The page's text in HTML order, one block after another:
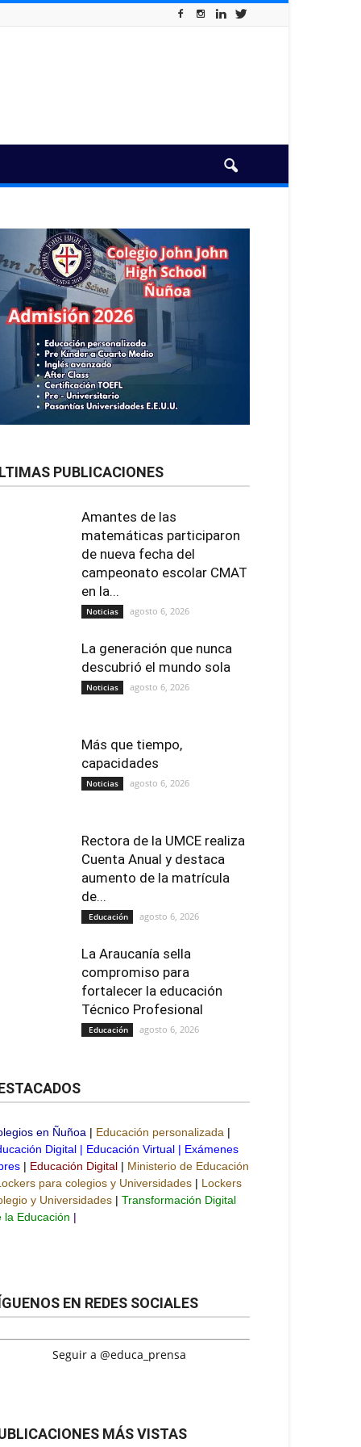
PUBLICACIONES
Amantes de las
matemáticas participaron
de nueva fecha del
campeonato escolar CMAT
en la...
Noticias agosto 6, 2026
La generación que nunca
descubrió el mundo sola
Noticias agosto 6, 2026
Más que tiempo,
capacidades
Noticias agosto 6, 2026
Rectora de la UMCE realiza
Cuenta Anual y destaca
aumento de la matrícula
de...
Educación agosto 6, 2026
La Araucanía sella
compromiso para
fortalecer la educación
Técnico Profesional
Educación agosto 6, 2026
en Ñuñoa | Educación personalizada |
Digital | Educación Virtual | Exámenes
| Educación Digital | Ministerio de Educación
para colegios y Universidades | Lockers
y Universidades | Transformación Digital
la Educación |
EN REDES SOCIALES
Seguir a @educa_prensa
MÁS VISTAS